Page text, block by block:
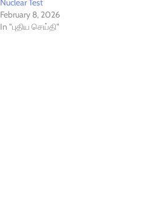
Nuclear Test
February 8, 2026
In "புதிய செய்தி"